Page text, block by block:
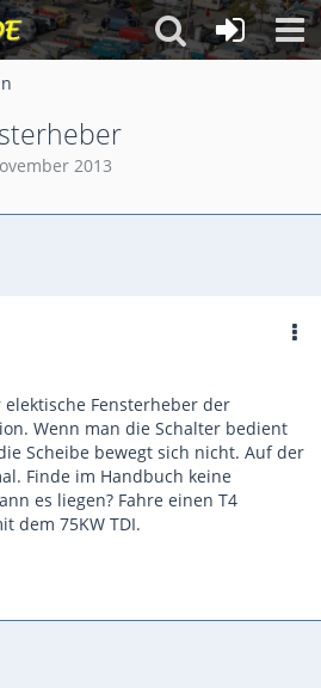
2013
Fensterheber der
Wenn man die Schalter bedient
Scheibe bewegt sich nicht. Auf der
Finde im Handbuch keine
es liegen? Fahre einen T4
dem 75KW TDI.